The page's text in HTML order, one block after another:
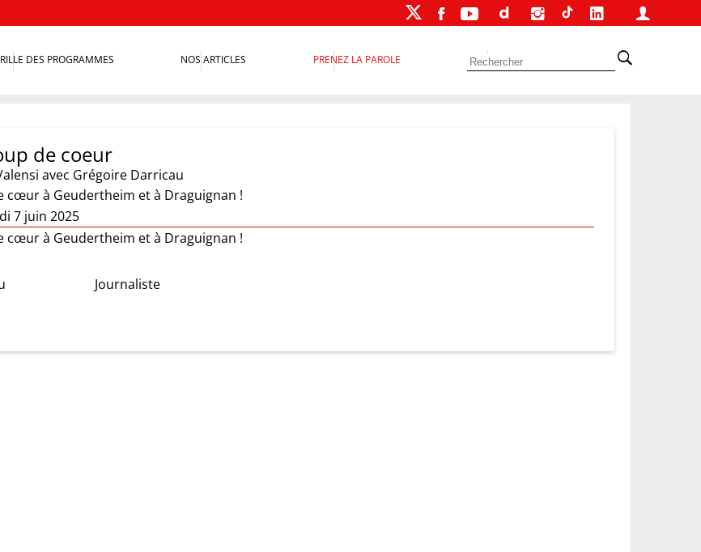
DES PROGRAMMES NOS ARTICLES PRENEZ LA PAROLE
de coeur
avec Grégoire Darricau
cœur à Geudertheim et à Draguignan !
7 juin 2025
cœur à Geudertheim et à Draguignan !
Journaliste